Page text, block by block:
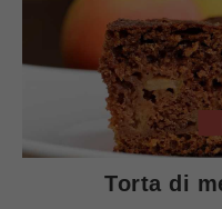
Torta di